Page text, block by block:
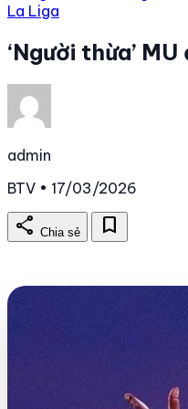
La Liga
‘Người thừa’
admin
BTV • 17/03/2026
share Chia sẻ bookmark